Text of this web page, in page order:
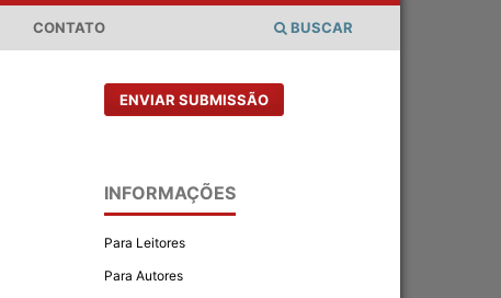
CONTATO BUSCAR
ENVIAR SUBMISSÃO
INFORMAÇÕES
Para Leitores
Para Autores